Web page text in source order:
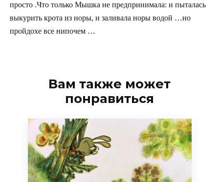
просто .Что только Мышка не предпринимала: и пыталась
выкурить крота из норы, и заливала норы водой …но
пройдохе все нипочем …
Вам также может
понравиться